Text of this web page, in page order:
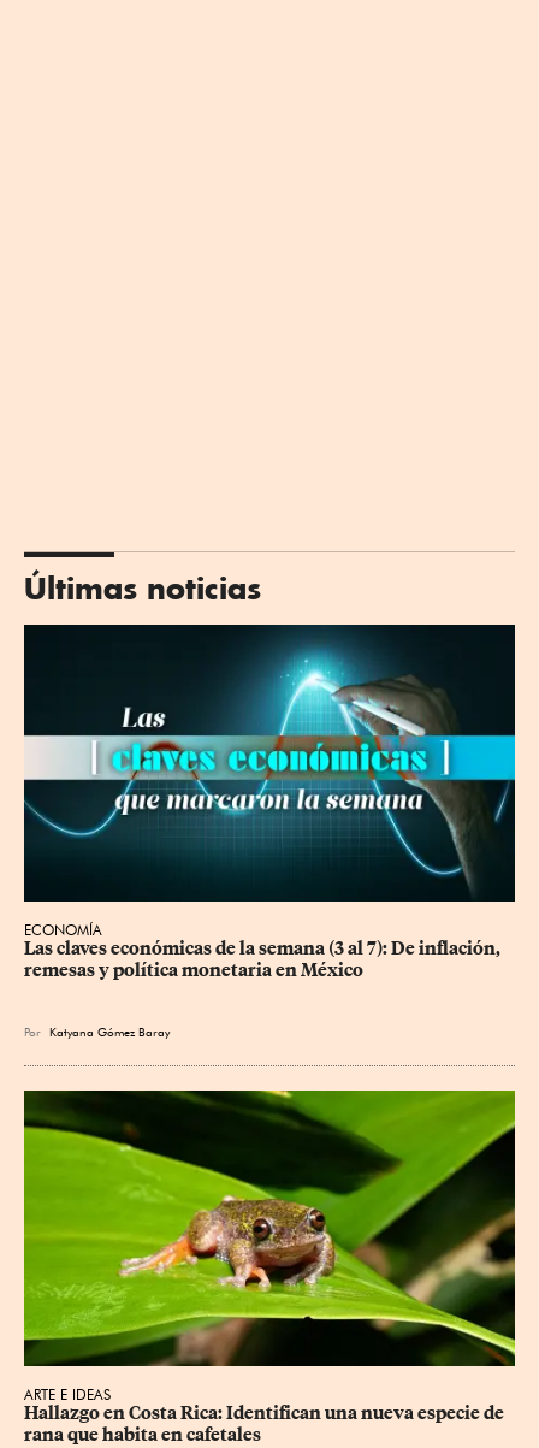
Últimas noticias
ECONOMÍA
Las claves económicas de la semana (3 al 7): De inflación,
remesas y política monetaria en México
Por Katyana Gómez Baray
ARTE E IDEAS
Hallazgo en Costa Rica: Identifican una nueva especie de
rana que habita en cafetales